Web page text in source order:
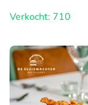
Verkocht: 710